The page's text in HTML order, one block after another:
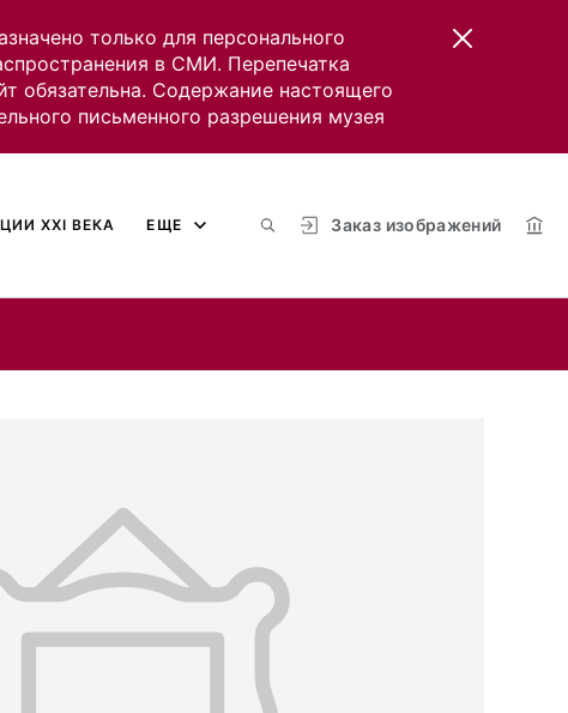
только для персонального
в СМИ. Перепечатка
обязательна. Содержание настоящего
письменного разрешения музея
Заказ изображений
XXI ВЕКА ЕЩЕ